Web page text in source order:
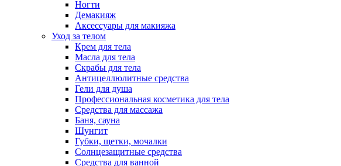
Ногти
Демакияж
Аксессуары для макияжа
Уход за телом
Крем для тела
Масла для тела
Скрабы для тела
Антицеллюлитные средства
Гели для душа
Профессиональная косметика для тела
Средства для массажа
Баня, сауна
Шунгит
Губки, щетки, мочалки
Солнцезащитные средства
Средства для ванной